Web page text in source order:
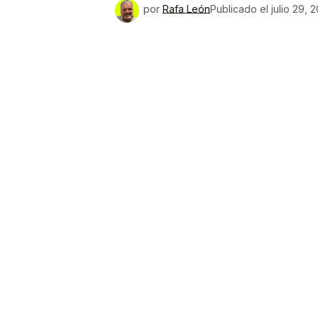
por Rafa LeónPublicado el julio 29,